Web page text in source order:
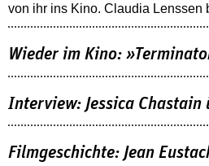
von ihr ins Kino. Claudia Lenssen
Wieder im Kino:
Interview: Jessica Chastain
Filmgeschichte: Jean